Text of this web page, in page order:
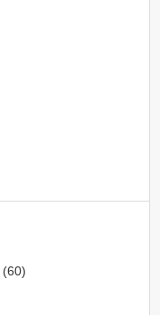
(60)